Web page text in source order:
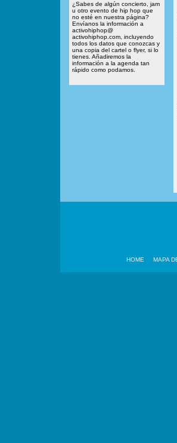
¿Sabes de algún concierto, jam
u otro evento de hip hop que
no esté en nuestra página?
Envíanos la información a
activohiphop@
activohiphop.com, incluyendo
todos los datos que conozcas y
una copia del cartel o flyer, si lo
tienes. Añadiremos la
información a la agenda tan
rápido como podamos.
HOME
MAPA